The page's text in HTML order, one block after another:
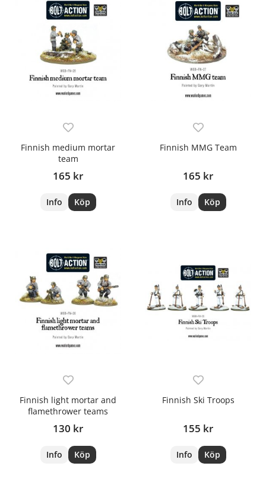
Finnish medium mortar
team
165 kr
Info Köp
Finnish MMG Team
165 kr
Info Köp
Finnish light mortar and
flamethrower teams
130 kr
Info Köp
Finnish Ski Troops
155 kr
Info Köp